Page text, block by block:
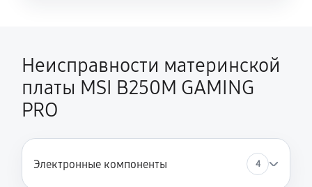
Неисправности материнской
платы MSI B250M GAMING
PRO
Электронные компоненты 4